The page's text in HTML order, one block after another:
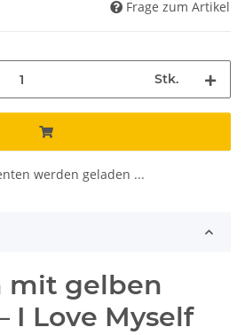
Frage zum Artikel
Stk.
werden geladen ...
mit gelben
I Love Myself